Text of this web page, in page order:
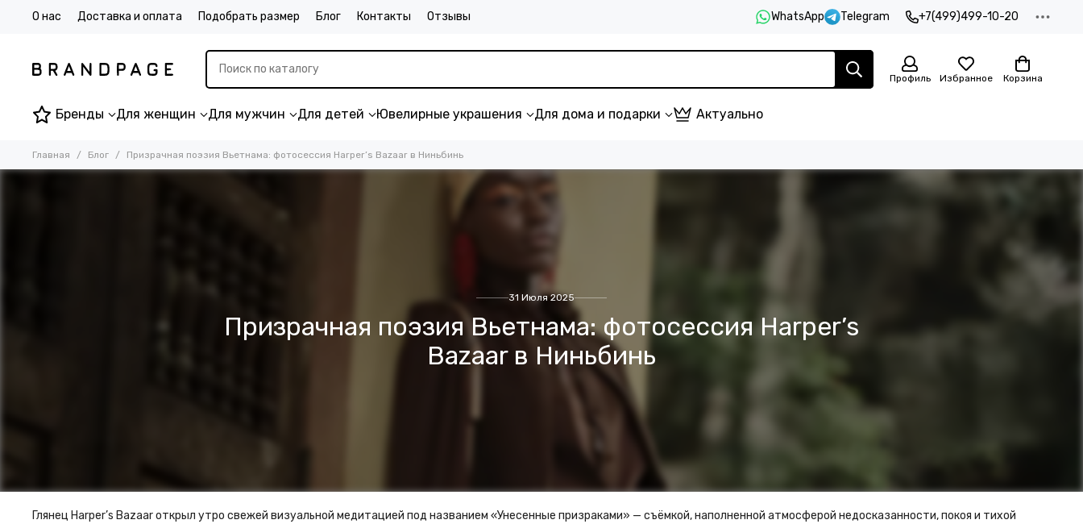
О нас Доставка и оплата Подобрать размер Блог Контакты Отзывы WhatsApp Telegram +7(499)499-10-20
Профиль Избранное Корзина
Бренды Для женщин Для мужчин Для детей Ювелирные украшения Для дома и подарки Актуально
Главная Блог Призрачная поэзия Вьетнама: фотосессия Harper’s Bazaar в Ниньбинь
31 Июля 2025
Призрачная поэзия Вьетнама: фотосессия Harper’s
Bazaar в Ниньбинь
Глянец Harper’s Bazaar открыл утро свежей визуальной медитацией под названием «Унесенные призраками» — съёмкой, наполненной атмосферой недосказанности, покоя и тихой